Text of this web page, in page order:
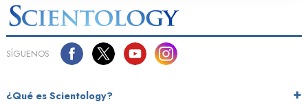
SÍGUENOS
¿Qué es Scientology?